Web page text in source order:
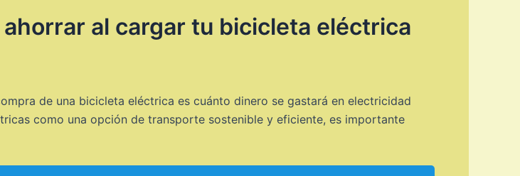
al cargar tu bicicleta eléctrica
de una bicicleta eléctrica es cuánto dinero se gastará en electricidad
como una opción de transporte sostenible y eficiente, es importante